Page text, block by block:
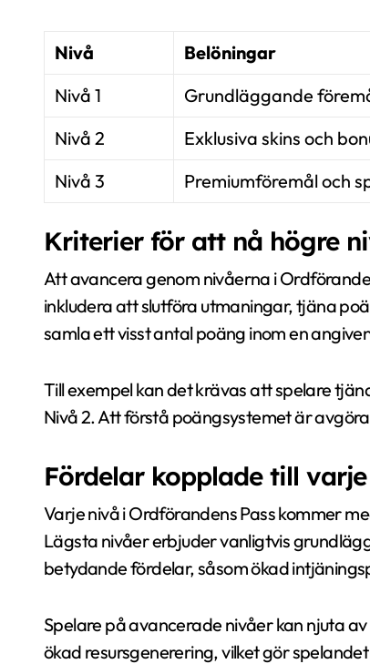
Nivå
Belöningar
Nivå 1
Grundläggande
Nivå 2
Exklusiva skins och
Nivå 3
Premiumföremål och
Kriterier för att nå högre
Att avancera genom nivåerna i
inkludera att slutföra utmaningar, tjäna
samla ett visst antal poäng inom en
Till exempel kan det krävas att spelare
Nivå 2. Att förstå poängsystemet är
Fördelar kopplade till
Varje nivå i Ordförandens Pass kommer
Lägsta nivåer erbjuder vanligtvis
betydande fördelar, såsom ökad
Spelare på avancerade nivåer kan njuta
ökad resursgenerering, vilket gör